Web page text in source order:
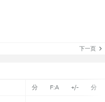
下一页
分 F:A +/- 分